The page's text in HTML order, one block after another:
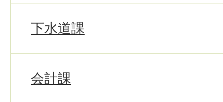
下水道課
会計課